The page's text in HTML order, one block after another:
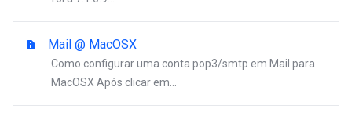
Mail @ MacOSX
Como configurar uma conta pop3/smtp em Mail para
MacOSX Após clicar em...